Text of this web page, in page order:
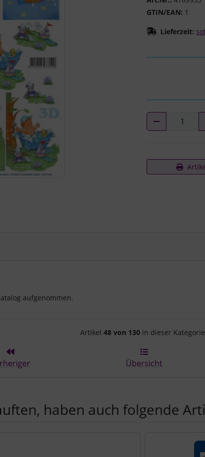
GTIN/EAN: 1
Lieferzeit:
aufgenommen.
Artikel 48 von 130 in dieser Kategorie
Übersicht
haben auch folgende